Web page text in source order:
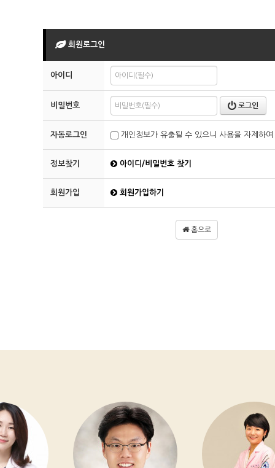
회원로그인
아이디
비밀번호 로그인
자동로그인 개인정보가 유출될 수 있으니 사용을 자제하
정보찾기 아이디/비밀번호 찾기
회원가입 회원가입하기
홈으로